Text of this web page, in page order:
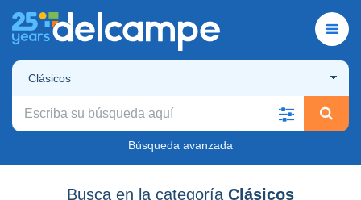
Clásicos
Búsqueda avanzada
Busca en la categoría Clásicos